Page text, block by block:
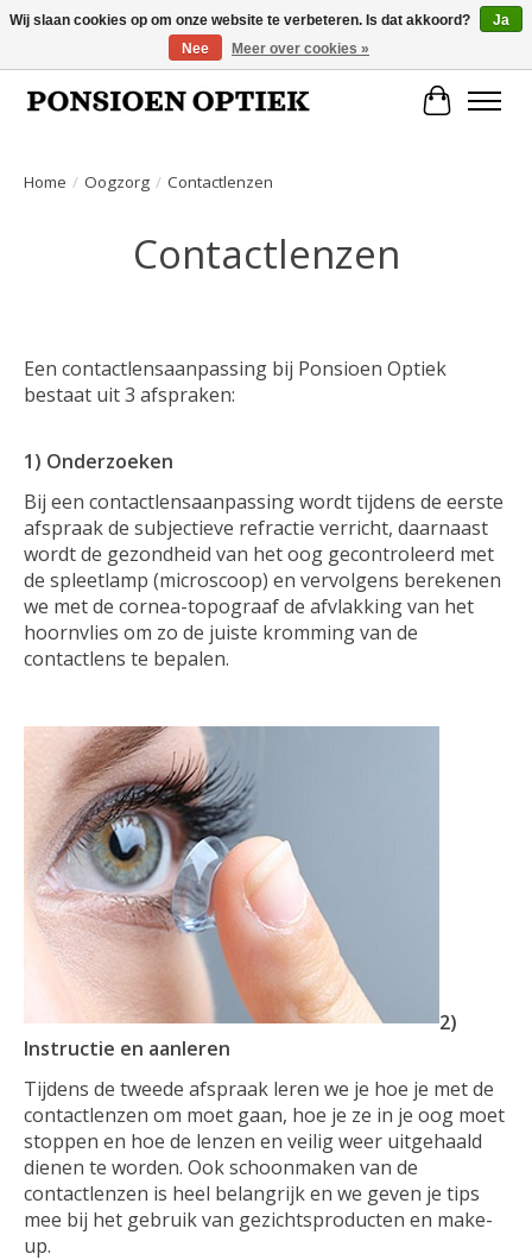
Openingstijden: dinsdag, donderdag, vrijdag, zaterdag van 10.00 t/m 17.00 uur
Home / Oogzorg / Contactlenzen
Contactlenzen
Een contactlensaanpassing bij Ponsioen Optiek
bestaat uit 3 afspraken:
1) Onderzoeken
Bij een contactlensaanpassing wordt tijdens de eerste
afspraak de subjectieve refractie verricht, daarnaast
wordt de gezondheid van het oog gecontroleerd met
de spleetlamp (microscoop) en vervolgens berekenen
we met de cornea-topograaf de afvlakking van het
hoornvlies om zo de juiste kromming van de
contactlens te bepalen.
2)
Instructie en aanleren
Tijdens de tweede afspraak leren we je hoe je met de
contactlenzen om moet gaan, hoe je ze in je oog moet
stoppen en hoe de lenzen en veilig weer uitgehaald
dienen te worden. Ook schoonmaken van de
contactlenzen is heel belangrijk en we geven je tips
mee bij het gebruik van gezichtsproducten en make-
up.
Wij slaan cookies op om onze website te verbeteren. Is dat akkoord?
Ja
Nee
Meer over cookies »